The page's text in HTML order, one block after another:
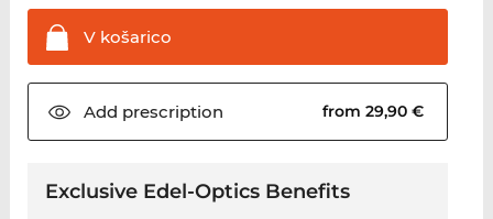
Vkošarico
Add prescription from 29,90 €
Exclusive Edel-Optics Benefits